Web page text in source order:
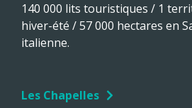
140 000 lits touristiques / 1
hiver-été / 57 000 hectares en
italienne.
Les Chapelles